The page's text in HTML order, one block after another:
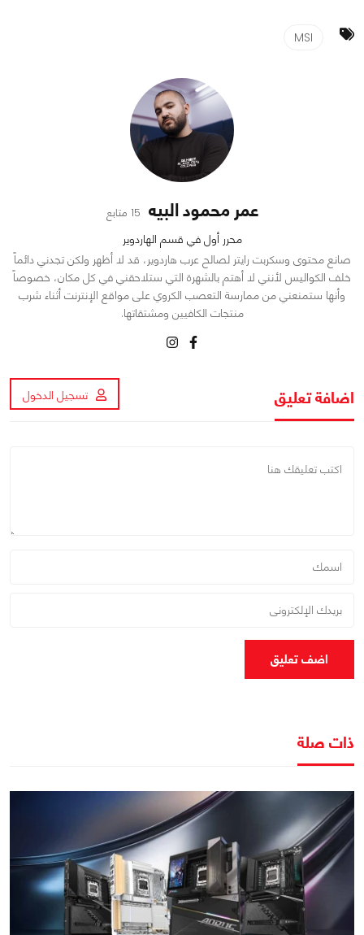
MSI
عمر محمود البيه 15 متابع
محرر أول في قسم الهاردوير
صانع محتوى وسكربت رايتر لصالح عرب هاردوير، قد لا أظهر ولكن تجدني دائماً
خلف الكواليس لأنني لا أهتم بالشهرة التي ستلاحقني في كل مكان، خصوصاً
وأنها ستمنعني من ممارسة التعصب الكروي على مواقع الإنترنت أثناء شرب
منتجات الكافيين ومشتقاتها.
اضافة تعليق تسجيل الدخول
اضف تعليق
ذات صلة